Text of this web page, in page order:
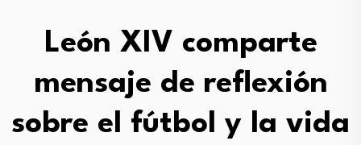
León XIV comparte
mensaje de reflexión
sobre el fútbol y la vida